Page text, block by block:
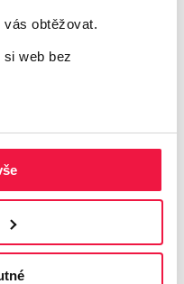
vás obtěžovat.
si web bez